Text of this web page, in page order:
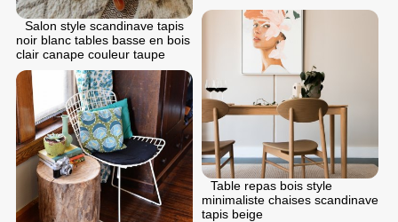
Salon style scandinave tapis
noir blanc tables basse en bois
clair canape couleur taupe
Table repas bois style
minimaliste chaises scandinave
tapis beige